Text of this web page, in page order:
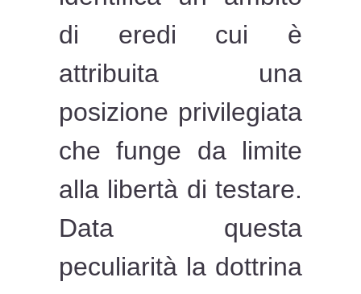
di eredi cui è
attribuita una
posizione privilegiata
che funge da limite
alla libertà di testare.
Data questa
peculiarità la dottrina